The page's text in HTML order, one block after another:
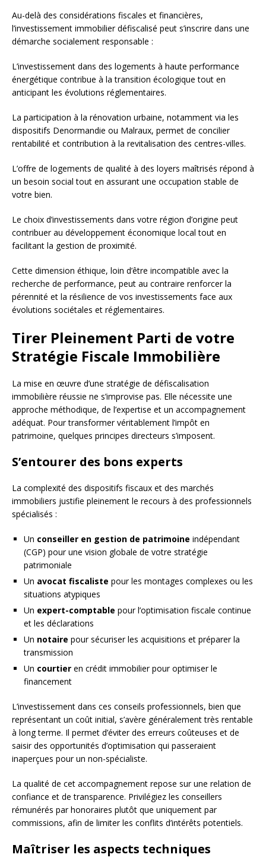
Au-delà des considérations fiscales et financières,
l’investissement immobilier défiscalisé peut s’inscrire dans une
démarche socialement responsable :
L’investissement dans des logements à haute performance
énergétique contribue à la transition écologique tout en
anticipant les évolutions réglementaires.
La participation à la rénovation urbaine, notamment via les
dispositifs Denormandie ou Malraux, permet de concilier
rentabilité et contribution à la revitalisation des centres-villes.
L’offre de logements de qualité à des loyers maîtrisés répond à
un besoin social tout en assurant une occupation stable de
votre bien.
Le choix d’investissements dans votre région d’origine peut
contribuer au développement économique local tout en
facilitant la gestion de proximité.
Cette dimension éthique, loin d’être incompatible avec la
recherche de performance, peut au contraire renforcer la
pérennité et la résilience de vos investissements face aux
évolutions sociétales et réglementaires.
Tirer Pleinement Parti de votre
Stratégie Fiscale Immobilière
La mise en œuvre d’une stratégie de défiscalisation
immobilière réussie ne s’improvise pas. Elle nécessite une
approche méthodique, de l’expertise et un accompagnement
adéquat. Pour transformer véritablement l’impôt en
patrimoine, quelques principes directeurs s’imposent.
S’entourer des bons experts
La complexité des dispositifs fiscaux et des marchés
immobiliers justifie pleinement le recours à des professionnels
spécialisés :
Un conseiller en gestion de patrimoine indépendant
(CGP) pour une vision globale de votre stratégie
patrimoniale
Un avocat fiscaliste pour les montages complexes ou les
situations atypiques
Un expert-comptable pour l’optimisation fiscale continue
et les déclarations
Un notaire pour sécuriser les acquisitions et préparer la
transmission
Un courtier en crédit immobilier pour optimiser le
financement
L’investissement dans ces conseils professionnels, bien que
représentant un coût initial, s’avère généralement très rentable
à long terme. Il permet d’éviter des erreurs coûteuses et de
saisir des opportunités d’optimisation qui passeraient
inaperçues pour un non-spécialiste.
La qualité de cet accompagnement repose sur une relation de
confiance et de transparence. Privilégiez les conseillers
rémunérés par honoraires plutôt que uniquement par
commissions, afin de limiter les conflits d’intérêts potentiels.
Maîtriser les aspects techniques